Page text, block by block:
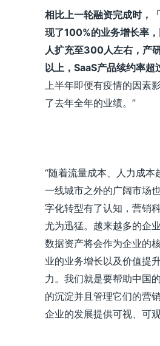
相比上一轮融资完成时，
现了100%的业务增长率
人扩充至300人左右，产
以上，SaaS产品续约率超
上半年即便有疫情的因素
了去年全年的业绩。”
“随着流量成本、人力成本
一线城市之外的广阔市场
字化转型有了认知，营销
尤为迅猛。越来越多的企
数据资产将会作为企业的
业的业务增长以及价值提
力。我们就是要帮助中国
的沉淀并且管理它们的营
企业的发展提供可视、可